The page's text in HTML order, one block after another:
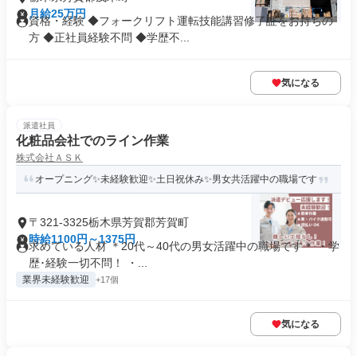
月給25万円
資格・経験 ◆フォークリフト運転技能講習修了証をお持ちの
方 ◆正社員経験不問 ◆学歴不...
気になる
派遣社員
化粧品会社でのライン作業
株式会社ＡＳＫ
オープニング✨未経験歓迎✨土日祝休み✨男女共活躍中の職場です
〒321-3325栃木県芳賀郡芳賀町
時給1100円～1375円
求めている人材 ＊20代～40代の男女活躍中の職場です＊ ・学
歴･経験一切不問！ ・...
業界未経験歓迎 +17個
気になる